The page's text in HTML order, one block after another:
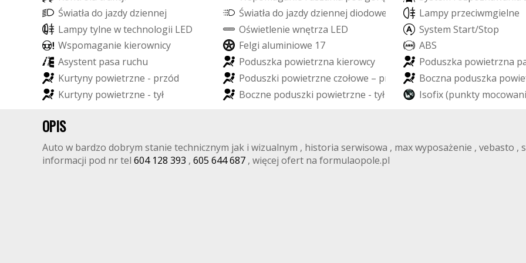
Światła do jazdydziennej Światła do jazdy dziennej diodowe D Lampy przeciwmgielne
Lampytylne wtechnologii LED Oświetlenie wnętrza LED System Start/Stop
Wspomaganie kierownicy Felgi aluminiowe 17 ABS
Asystent pasa ruchu Poduszka powietrzna kierowcy Poduszka powietrzna p
Kurtyny powietrzne - przód Poduszki powietrzne czołowe – pr Boczna poduszka powie
Kurtyny powietrzne - tył Boczne poduszki powietrzne - tył Isofix(punkty mocowani
OPIS
Auto w bardzo dobrym stanie technicznym jak i wizualnym , historia serwisowa , max wyposażenie , vebasto ,
informacji pod nr tel 604 128 393 , 605 644 687 , więcej ofert na formulaopole.pl